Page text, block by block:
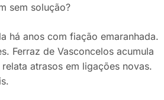
sem solução?
há anos com fiação emaranhada.
Ferraz de Vasconcelos acumula
atrasos em ligações novas.